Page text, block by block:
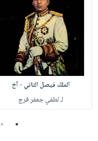
حلي
عناية
بالذات
صابون
أطفال
مناسبات
الشركة
سياسة
الشركة
فيديوهات
أسئلة
يتكرر
خدمات
الأمنيات
التسوق
الإصدارات
الملك فيصل الثاني - آخ
لـ لطفي جعفر فرج
1
2